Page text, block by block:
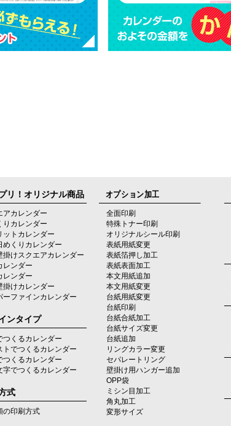
リ！オリジナル商品
アカレンダー
りカレンダー
ットカレンダー
めくりカレンダー
掛けスクエアカレンダー
レンダー
レンダー
掛けカレンダー
ーファインカレンダー
ンタイプ
つくるカレンダー
トでつくるカレンダー
つくるカレンダー
字でつくるカレンダー
式
の印刷方式
オプション加工
全面印刷
特殊トナー印刷
オリジナルシール印刷
表紙用紙変更
表紙箔押し加工
表紙表面加工
本文用紙追加
本文用紙変更
台紙用紙変更
台紙印刷
台紙合紙加工
台紙サイズ変更
台紙追加
リングカラー変更
セパレートリング
壁掛け用ハンガー追加
OPP袋
ミシン目加工
角丸加工
変形サイズ